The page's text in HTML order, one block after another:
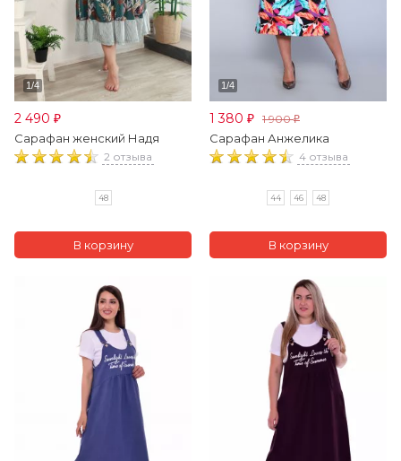
2 490 ₽
Сарафан женский Надя
2 отзыва
48
1 380 ₽ 1 900₽
Сарафан Анжелика
4 отзыва
44 46 48